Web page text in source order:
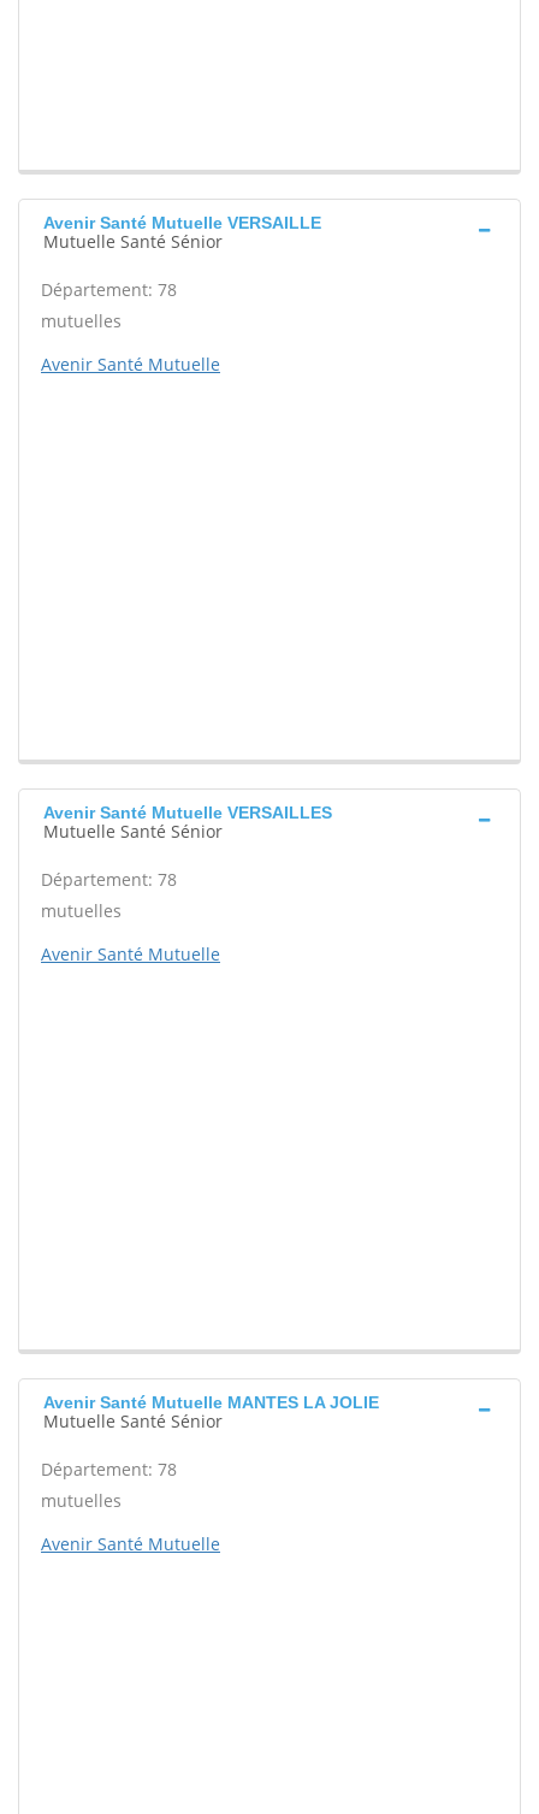
Avenir Santé Mutuelle VERSAILLE
Mutuelle Santé Sénior
Département: 78
mutuelles
Avenir Santé Mutuelle
Avenir Santé Mutuelle VERSAILLES
Mutuelle Santé Sénior
Département: 78
mutuelles
Avenir Santé Mutuelle
Avenir Santé Mutuelle MANTES LA JOLIE
Mutuelle Santé Sénior
Département: 78
mutuelles
Avenir Santé Mutuelle